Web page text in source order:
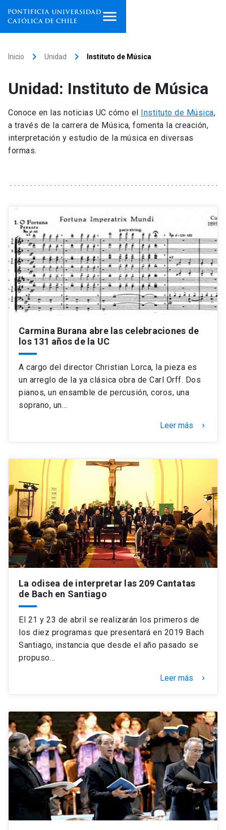
Facultades, escuelas e
institutos
Investigación
Extensión
Universidad
Información para keyboard_arrow_down
Futuros estudiantes
Estudiantes
Académicos
Alumni launch
Padres y familia
Go to english site launch
ACCESOS DIRECTOS
Admisión launch
Mi Cuenta UC
Mi Portal UC launch
Inicio keyboard_arrow_right Unidad keyboard_arrow_right Instituto de Música
Unidad: Instituto de Música
Conoce en las noticias UC cómo el Instituto de Música,
a través de la carrera de Música, fomenta la creación,
interpretación y estudio de la música en diversas
formas.
Carmina Burana abre las celebraciones de
los 131 años de la UC
A cargo del director Christian Lorca, la pieza es
un arreglo de la ya clásica obra de Carl Orff. Dos
pianos, un ensamble de percusión, coros, una
soprano, un…
Leer más keyboard_arrow_right
La odisea de interpretar las 209 Cantatas
de Bach en Santiago
El 21 y 23 de abril se realizarán los primeros de
los diez programas que presentará en 2019 Bach
Santiago, instancia que desde el año pasado se
propuso…
Leer más keyboard_arrow_right